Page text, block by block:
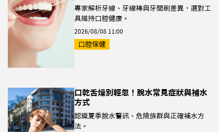
專家解析牙線、牙線棒與牙間刷差異，選對工
具維持口腔健康。
2026/08/08 11:00
口腔保健
口乾舌燥別輕忽！脫水常見症狀與補水
方式
認識夏季脫水警訊、危險族群與正確補水方
法。